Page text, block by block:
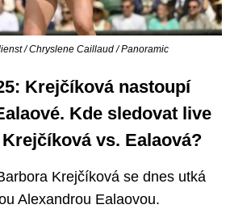
/ Chryslene Caillaud / Panoramic
Krejčíková nastoupí
Kde sledovat live
vs. Ealaová?
Krejčíková se dnes utká
Alexandrou Ealaovou.